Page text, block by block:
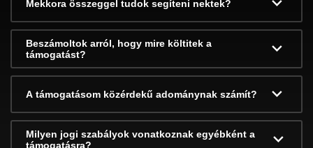
Mekkora összeggel tudok segíteni nektek?
Beszámoltok arról, hogy mire költitek a
támogatást?
A támogatásom közérdekű adománynak számít?
Milyen jogi szabályok vonatkoznak egyébként a
támogatásra?